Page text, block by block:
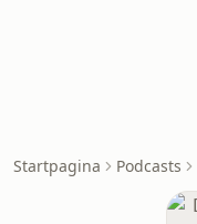
Startpagina Podcasts